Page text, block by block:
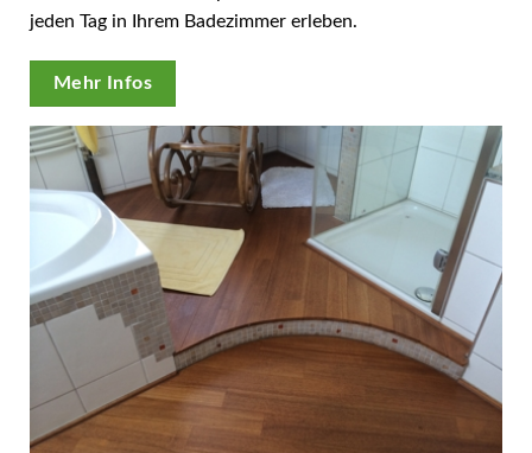
jeden Tag in Ihrem Badezimmer erleben.
Mehr Infos